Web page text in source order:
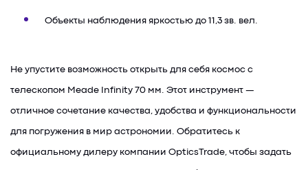
Объекты наблюдения яркостью до 11,3 зв. вел.
Не упустите возможность открыть для себя космос с
телескопом Meade Infinity 70 мм. Этот инструмент —
отличное сочетание качества, удобства и функциональности
для погружения в мир астрономии. Обратитесь к
официальному дилеру компании OpticsTrade, чтобы задать